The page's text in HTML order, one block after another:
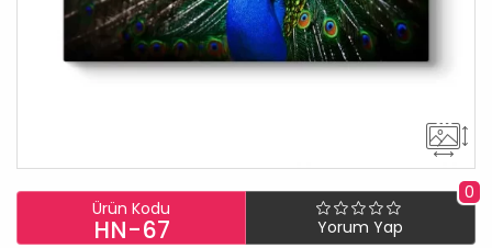
Ürün Kodu
HN-67
0
Yorum Yap